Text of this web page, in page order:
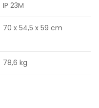
IP 23M
70 x 54,5 x 59 cm
78,6 kg